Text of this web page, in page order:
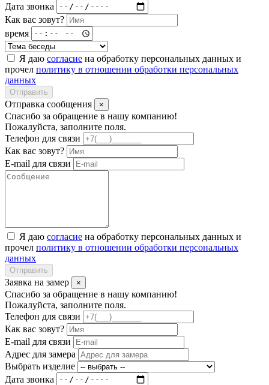
Дата звонка
Как вас зовут?
время
Я даю согласие на обработку персональных данных и
прочел политику в отношении обработки персональных
данных
Отправить
Отправка сообщения ×
Спасибо за обращение в нашу компанию!
Пожалуйста, заполните поля.
Телефон для связи
Как вас зовут?
E-mail для связи
Я даю согласие на обработку персональных данных и
прочел политику в отношении обработки персональных
данных
Отправить
Заявка на замер ×
Спасибо за обращение в нашу компанию!
Пожалуйста, заполните поля.
Телефон для связи
Как вас зовут?
E-mail для связи
Адрес для замера
Выбрать изделие
Дата звонка